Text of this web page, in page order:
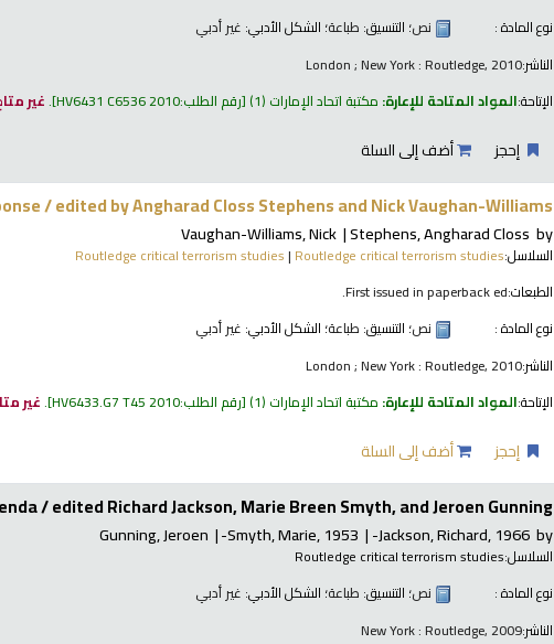
نوع المادة :
نص؛ التنسيق: طباعة؛ الشكل الأدبي: غير أدبي
الناشر:London ; New York : Routledge, 2010
الإتاحة:المواد المتاحة للإعارة: مكتبة اتحاد الإمارات (1) رقم الطلب:HV6431 C6536 2010
.غير
إحجز أضف إلى السلة
/edited by Angharad Closs Stephens and Nick Vaughan-Williams.
by
Stephens, Angharad Closs
Vaughan-Williams, Nick
السلاسل: Routledge critical terrorism studies| Routledge critical terrorism studies
الطبعات:First issued in paperback ed.
نوع المادة :
نص؛ التنسيق: طباعة؛ الشكل الأدبي: غير أدبي
الناشر:London ; New York : Routledge, 2010
الإتاحة:المواد المتاحة للإعارة: مكتبة اتحاد الإمارات (1) رقم الطلب:HV6433.G7 T45 2010
.غير
إحجز أضف إلى السلة
/edited Richard Jackson, Marie Breen Smyth, and Jeroen Gunning.
by
Jackson, Richard, 1966-
Smyth, Marie, 1953-
Gunning, Jeroen
السلاسل:Routledge critical terrorism studies
نوع المادة :
نص؛ التنسيق: طباعة؛ الشكل الأدبي: غير أدبي
الناشر:New York : Routledge, 2009